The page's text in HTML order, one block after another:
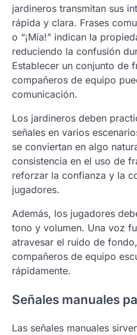
jardineros transmitan sus
rápida y clara. Frases
o “¡Mía!” indican la
reduciendo la confusión
Establecer un conjunto de
compañeros de equipo
comunicación.
Los jardineros deben
señales en varios
se conviertan en algo
consistencia en el uso de
reforzar la confianza y la
jugadores.
Además, los jugadores
tono y volumen. Una voz
atravesar el ruido de
compañeros de equipo
rápidamente.
Señales manuales
Las señales manuales